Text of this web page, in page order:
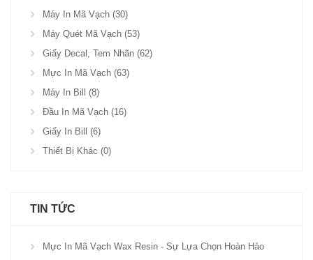
Máy In Mã Vạch (30)
Máy Quét Mã Vạch (53)
Giấy Decal, Tem Nhãn (62)
Mực In Mã Vạch (63)
Máy In Bill (8)
Đầu In Mã Vạch (16)
Giấy In Bill (6)
Thiết Bị Khác (0)
TIN TỨC
Mực In Mã Vạch Wax Resin - Sự Lựa Chọn Hoàn Hảo